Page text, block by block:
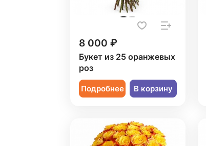
8 000 ₽
Букет из 25 оранжевых
роз
Подробнее В корзину